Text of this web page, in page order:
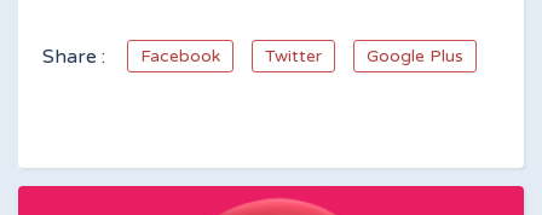
Share : Facebook Twitter Google Plus